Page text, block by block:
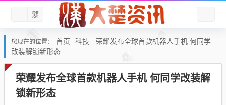
繁
您现在的位置： 首页 科技
荣耀发布全球首款机器人手机 何同学
改装解锁新形态
荣耀发布全球首款机器人手机 何同学改装解
锁新形态